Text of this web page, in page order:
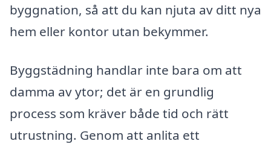
byggnation, så att du kan njuta av ditt nya
hem eller kontor utan bekymmer.
Byggstädning handlar inte bara om att
damma av ytor; det är en grundlig
process som kräver både tid och rätt
utrustning. Genom att anlita ett